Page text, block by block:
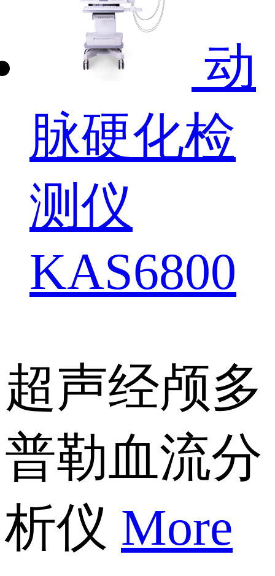
动
脉硬化检
测仪
KAS6800
超声经颅多
普勒血流分
析仪 More